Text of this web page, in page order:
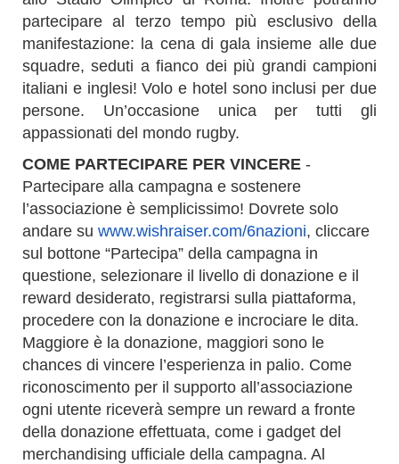
partecipare al terzo tempo più esclusivo della
manifestazione: la cena di gala insieme alle due
squadre, seduti a fianco dei più grandi campioni
italiani e inglesi! Volo e hotel sono inclusi per due
persone. Un’occasione unica per tutti gli
appassionati del mondo rugby.
COME PARTECIPARE PER VINCERE -
Partecipare alla campagna e sostenere
l’associazione è semplicissimo! Dovrete solo
andare su www.wishraiser.com/6nazioni, cliccare
sul bottone “Partecipa” della campagna in
questione, selezionare il livello di donazione e il
reward desiderato, registrarsi sulla piattaforma,
procedere con la donazione e incrociare le dita.
Maggiore è la donazione, maggiori sono le
chances di vincere l’esperienza in palio. Come
riconoscimento per il supporto all’associazione
ogni utente riceverà sempre un reward a fronte
della donazione effettuata, come i gadget del
merchandising ufficiale della campagna. Al